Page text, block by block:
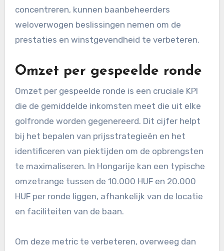
concentreren, kunnen baanbeheerders
weloverwogen beslissingen nemen om de
prestaties en winstgevendheid te verbeteren.
Omzet per gespeelde ronde
Omzet per gespeelde ronde is een cruciale KPI
die de gemiddelde inkomsten meet die uit elke
golfronde worden gegenereerd. Dit cijfer helpt
bij het bepalen van prijsstrategieën en het
identificeren van piektijden om de opbrengsten
te maximaliseren. In Hongarije kan een typische
omzetrange tussen de 10.000 HUF en 20.000
HUF per ronde liggen, afhankelijk van de locatie
en faciliteiten van de baan.
Om deze metric te verbeteren, overweeg dan